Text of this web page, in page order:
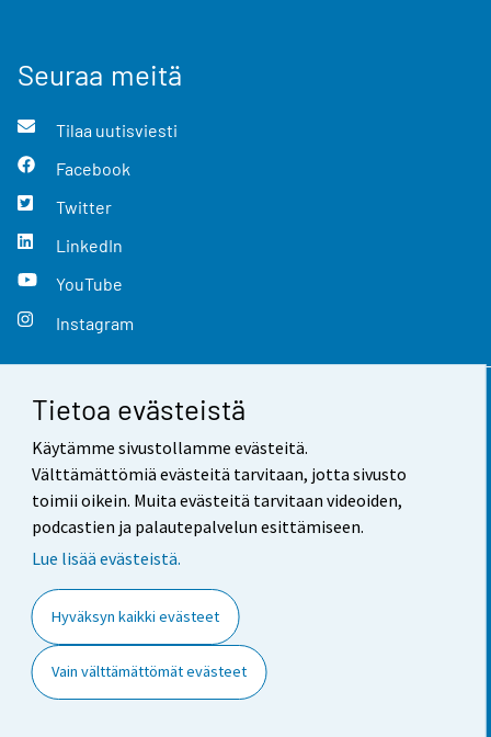
Tietoa evästeistä
Käytämme sivustollamme evästeitä.
Välttämättömiä evästeitä tarvitaan, jotta sivusto
toimii oikein. Muita evästeitä tarvitaan videoiden,
podcastien ja palautepalvelun esittämiseen.
Lue lisää evästeistä.
Hyväksyn kaikki evästeet
Vain välttämättömät evästeet
Seuraa meitä
Tilaa uutisviesti
Facebook
Twitter
LinkedIn
YouTube
Instagram
Yhteystiedot
Palaute
Käyttöehdot
Saavutettavuus
Tietoa sivustosta
Evästeasetukset